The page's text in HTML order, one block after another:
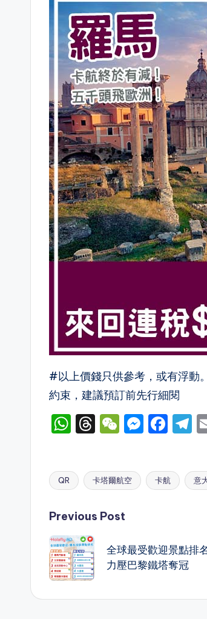
#以上價錢只供參考，或有浮動
約束，建議預訂前先行細閱
W
ts
p
p
T
a
s
W
h
t
M
s
g
er
F
e
o
k
T
Tags:
QR 卡塔爾航空 卡航 意
Post
navigation
Previous Post
全球最受歡迎景點排
力壓巴黎鐵塔奪冠